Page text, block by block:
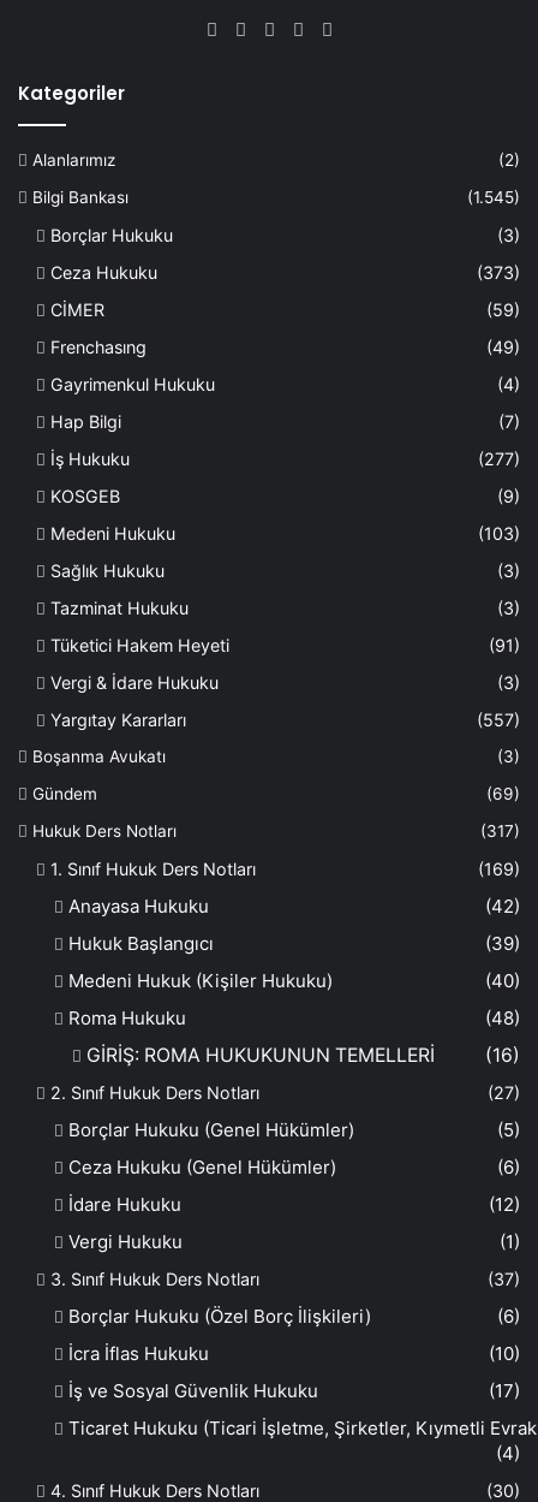
Facebook
X YouTubeInstagram
Kategoriler
Alanlarımız
(2)
Bilgi Bankası
(1.545)
Borçlar Hukuku
(3)
Ceza Hukuku
(373)
CİMER
(59)
Frenchasıng
(49)
Gayrimenkul Hukuku
(4)
Hap Bilgi
(7)
İş Hukuku
(277)
KOSGEB
(9)
Medeni Hukuku
(103)
Sağlık Hukuku
(3)
Tazminat Hukuku
(3)
Tüketici Hakem Heyeti
(91)
Vergi & İdare Hukuku
(3)
Yargıtay Kararları
(557)
Boşanma Avukatı
(3)
Gündem
(69)
Hukuk Ders Notları
(317)
1. Sınıf Hukuk Ders Notları (169)
Anayasa Hukuku
(42)
Hukuk Başlangıcı
(39)
Medeni Hukuk (Kişiler Hukuku)
(40)
Roma Hukuku
(48)
GİRİŞ: ROMA HUKUKUNUN TEMELLERİ
(16)
2. Sınıf Hukuk Ders Notları (27)
Borçlar Hukuku (Genel Hükümler)
(5)
Ceza Hukuku (Genel Hükümler)
(6)
İdare Hukuku
(12)
Vergi Hukuku
(1)
3. Sınıf Hukuk Ders Notları (37)
Borçlar Hukuku (Özel Borç İlişkileri)
(6)
İcra İflas Hukuku
(10)
İş ve Sosyal Güvenlik Hukuku
(17)
Ticaret Hukuku (Ticari İşletme, Şirketler, Kıymetli
(4)
4. Sınıf Hukuk Ders Notları (30)